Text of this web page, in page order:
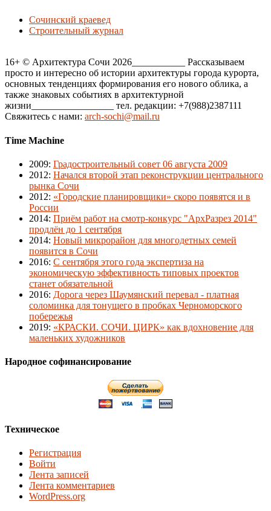
Сочинский краевед
Строительный журнал
16+ © Архитектура Сочи 2026___________ Рассказываем
просто и интересно об истории архитектуры города курорта,
основных тенденциях формирования его нового облика, а
также знаковых событиях в архитектурной
жизни_________________ тел. редакции: +7(988)2387111
Свяжитесь с нами: arch-sochi@mail.ru
Time Machine
2009: Градостроительный совет 06 августа 2009
2012: Начался второй этап реконструкции центрального
рынка Сочи
2012: «Городские планировщики» скоро появятся и в
России
2014: Приём работ на смотр-конкурс "АрхРазрез 2014"
продлён до 1 сентября
2014: Новый микрорайон для многодетных семей
появится в Сочи
2016: С сентября этого года экспертиза на
экономическую эффективность типовых проектов
станет обязательной
2016: Дорога через Шаумянский перевал - платная
соломинка для тонущего в пробках Черноморского
побережья
2019: «КРАСКИ. СОЧИ. ЦИРК» как вдохновение для
маленьких художников
Народное софинансирование
Техническое
Регистрация
Войти
Лента записей
Лента комментариев
WordPress.org